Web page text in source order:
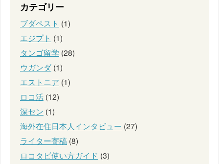
カテゴリー
ブダペスト (1)
エジプト (1)
タンゴ留学 (28)
ウガンダ(1)
エストニア (1)
ロコ活 (12)
深セン (1)
海外在住日本人インタビュー (27)
ライター寄稿 (8)
ロコタビ使い方ガイド (3)